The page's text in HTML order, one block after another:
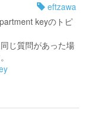
eftzawa
keyのトピ
じ質問があった場